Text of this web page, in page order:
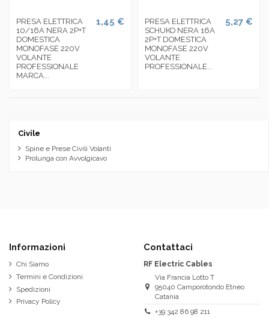
PRESA ELETTRICA
10/16A NERA 2P+T
DOMESTICA
MONOFASE 220V
VOLANTE
PROFESSIONALE
MARCA...
1,45 €
PRESA ELETTRICA
SCHUKO NERA 16A
2P+T DOMESTICA
MONOFASE 220V
VOLANTE
PROFESSIONALE...
5,27 €
Civile
Spine e Prese Civili Volanti
Prolunga con Avvolgicavo
Informazioni
Chi Siamo
Termini e Condizioni
Spedizioni
Privacy Policy
Contattaci
RF Electric Cables
Via Francia Lotto T
95040 Camporotondo Etneo
Catania
+39 342 86 98 211